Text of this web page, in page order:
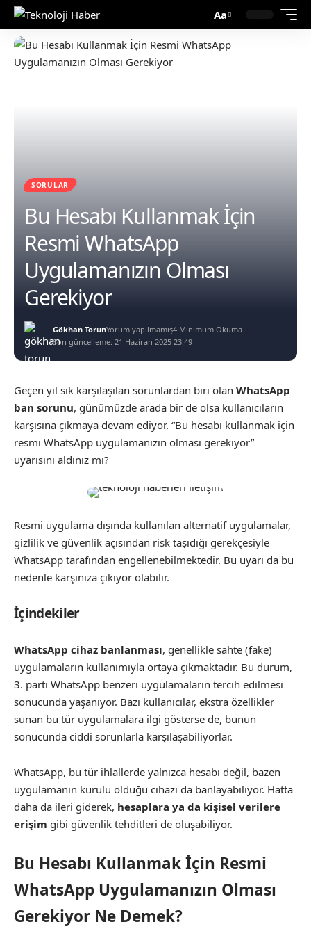
Aa
SORULAR
Bu Hesabı Kullanmak İçin
Resmi WhatsApp
Uygulamanızın Olması
Gerekiyor
Son güncelleme: 21 Haziran 2025 23:49
Gökhan TorunYorum yapılmamış4 Minimum Okuma
Geçen yıl sık karşılaşılan sorunlardan biri olan WhatsApp
ban sorunu, günümüzde arada bir de olsa kullanıcıların
karşısına çıkmaya devam ediyor. “Bu hesabı kullanmak için
resmi WhatsApp uygulamanızın olması gerekiyor”
uyarısını aldınız mı?
Resmi uygulama dışında kullanılan alternatif uygulamalar,
gizlilik ve güvenlik açısından risk taşıdığı gerekçesiyle
WhatsApp tarafından engellenebilmektedir. Bu uyarı da bu
nedenle karşınıza çıkıyor olabilir.
İçindekiler
WhatsApp cihaz banlanması, genellikle sahte (fake)
uygulamaların kullanımıyla ortaya çıkmaktadır. Bu durum,
3. parti WhatsApp benzeri uygulamaların tercih edilmesi
sonucunda yaşanıyor. Bazı kullanıcılar, ekstra özellikler
sunan bu tür uygulamalara ilgi gösterse de, bunun
sonucunda ciddi sorunlarla karşılaşabiliyorlar.
WhatsApp, bu tür ihlallerde yalnızca hesabı değil, bazen
uygulamanın kurulu olduğu cihazı da banlayabiliyor. Hatta
daha da ileri giderek, hesaplara ya da kişisel verilere
erişim gibi güvenlik tehditleri de oluşabiliyor.
Bu Hesabı Kullanmak İçin Resmi
WhatsApp Uygulamanızın Olması
Gerekiyor Ne Demek?